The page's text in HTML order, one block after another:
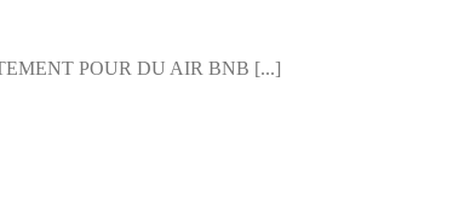
POUR DU AIR BNB [...]